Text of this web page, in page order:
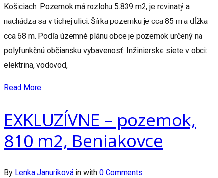
Košiciach. Pozemok má rozlohu 5.839 m2, je rovinatý a
nachádza sa v tichej ulici. Šírka pozemku je cca 85 m a dĺžka
cca 68 m. Podľa územné plánu obce je pozemok určený na
polyfunkčnú občiansku vybavenosť. Inžinierske siete v obci:
elektrina, vodovod,
Read More
EXKLUZÍVNE – pozemok,
810 m2, Beniakovce
By Lenka Januriková in with 0 Comments